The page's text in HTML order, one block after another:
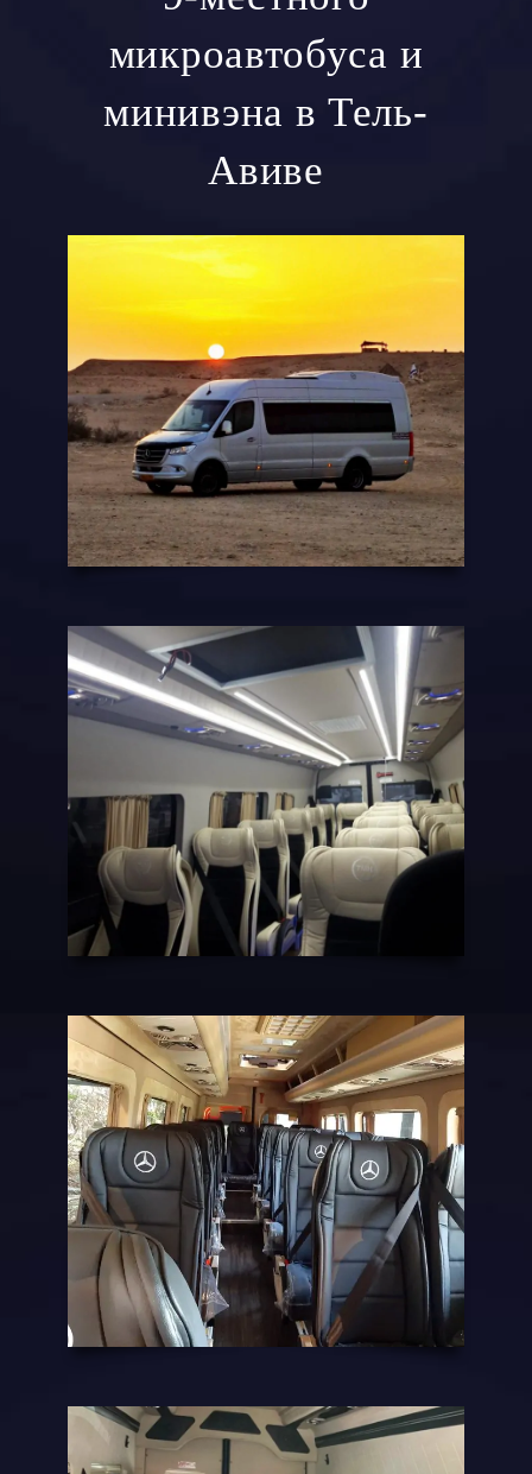
микроавтобуса и
минивэна в Тель-
Авиве